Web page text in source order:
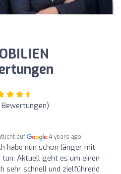
auf 4 years ago
habe nun schon länger mit
Aktuell geht es um einen
sehr schnell und zielführend